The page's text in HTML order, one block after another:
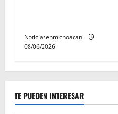
Noticiasenmichoacan
08/06/2026
TE PUEDEN INTERESAR